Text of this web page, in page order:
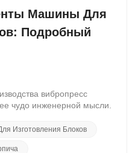
Машины Для
Подробный
вибропресс
чудо инженерной мысли.
становится важнейшим
Изготовления Блоков